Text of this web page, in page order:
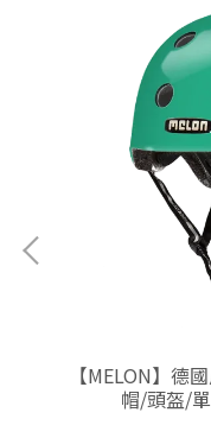
【MELON】德
帽/頭盔/